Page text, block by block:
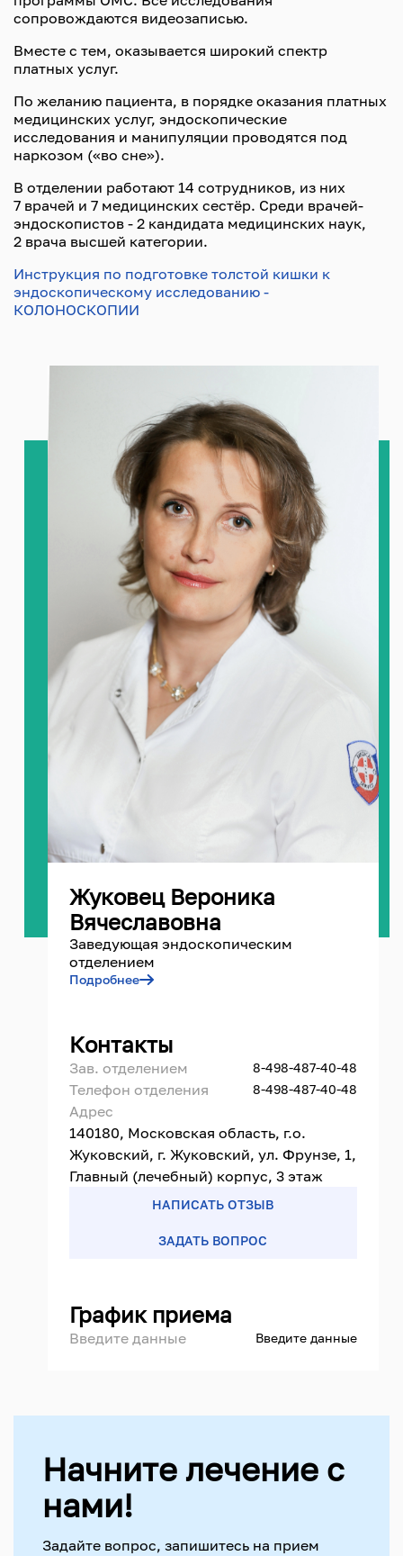
сопровождаются видеозаписью.
Вместе с тем, оказывается широкий спектр
платных услуг.
По желанию пациента, в порядке оказания платных
медицинских услуг, эндоскопические
исследования и манипуляции проводятся под
наркозом («во сне»).
В отделении работают 14 сотрудников, из них
7 врачей и 7 медицинских сестёр. Среди врачей-
эндоскопистов - 2 кандидата медицинских наук,
2 врача высшей категории.
Инструкция по подготовке толстой кишки к
эндоскопическому исследованию -
КОЛОНОСКОПИИ
Жуковец Вероника
Вячеславовна
Заведующая эндоскопическим
отделением
Подробнее
Контакты
Зав. отделением 8-498-487-40-48
Телефон отделения 8-498-487-40-48
Адрес
140180, Московская область, г.о.
Жуковский, г. Жуковский, ул. Фрунзе, 1,
Главный (лечебный) корпус, 3 этаж
НАПИСАТЬ ОТЗЫВ
ЗАДАТЬ ВОПРОС
График приема
Введите данные Введите данные
Начните лечение с
нами!
Задайте вопрос, запишитесь на прием